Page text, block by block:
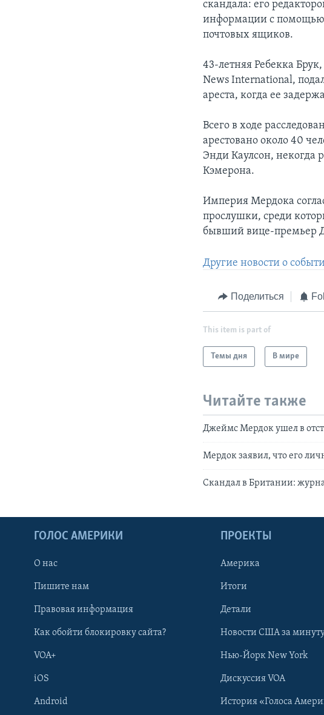
скандала: его
информации с помощью
почтовых ящиков.
43-летняя Ребекка
News International,
ареста, когда ее
Всего в ходе
арестовано около 40
Энди Каулсон, некогда
Кэмерона.
Империя Мердока
прослушки, среди
бывший вице-премьер
Другие новости о
Поделиться
This item is part of
Темы дня В мире
Читайте также
Джеймс Мердок ушел в
Мердок заявил, что его
Скандал в Британии:
ГОЛОС АМЕРИКИ
О нас
Пишите нам
Правовая информация
Как обойти блокировку сайта?
VOA+
iOS
Android
ПРОЕКТЫ
Америка
Итоги
Детали
Новости США за
Нью-Йорк New York
Дискуссия VOA
История «Голоса